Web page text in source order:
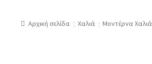
Αρχική σελίδα Χαλιά Μοντέρνα Χαλιά